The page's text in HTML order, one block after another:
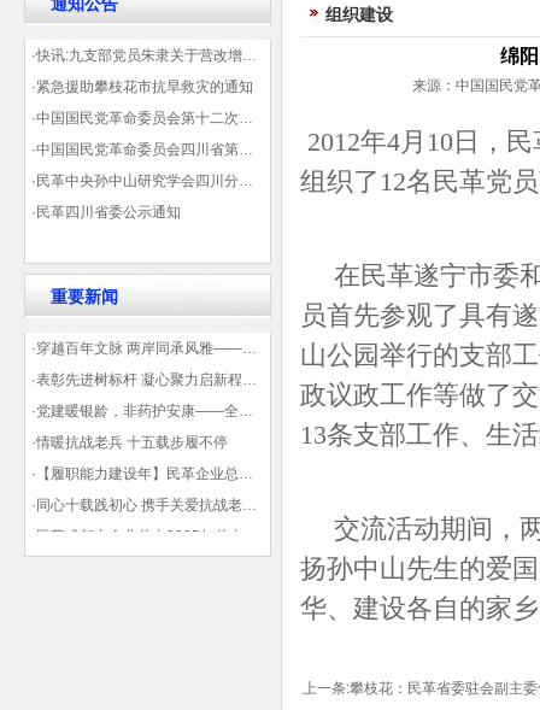
·快讯:九支部党员朱隶关于营改增信息宣传力度的建议那篇已被省政协采用
·紧急援助攀枝花市抗旱救灾的通知
·中国国民党革命委员会第十二次全国代表大会代表登记表（下载）
·中国国民党革命委员会四川省第十一次代表大会代表登记表（下载）
·民革中央孙中山研究学会四川分会领导机构及成员名单
·民革四川省委公示通知
重要新闻
·穿越百年文脉 两岸同承风雅——民革四川省委会“中山天府大讲堂”第三讲在蓉举办
·表彰先进树标杆 凝心聚力启新程——民革企业总支部参加2025年度先进表彰大会有感
·党建暖银龄，非药护安康——全球健康公益大讲堂温情纪实
·情暖抗战老兵 十五载步履不停
·【履职能力建设年】民革企业总支部联合多地民革基层组织发起“夏日送清凉”活动 致敬“乡镇美容师”
·同心十载践初心 携手关爱抗战老兵——民革企业总支部 十年帮扶抗战老兵工作纪实
组织建设
绵
来源：中国国民党
2012年4月10日，
组织了12名民革党
在民革遂宁市委
员首先参观了具有
山公园举行的支部
政议政工作等做了
13条支部工作、生
交流活动期间，
扬孙中山先生的爱
华、建设各自的家
上一条:攀枝花：民革省委驻会副主